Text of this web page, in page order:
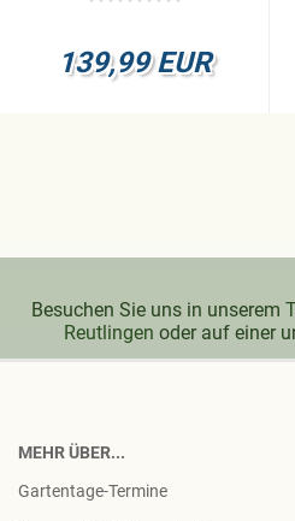
139,99 EUR
Besuchen Sie uns in unserem
Reutlingen oder auf einer
MEHR ÜBER...
Gartentage-Termine